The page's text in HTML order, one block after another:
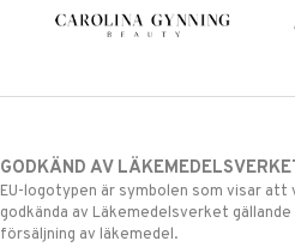
GODKÄND AV
EU-logotypen är symbolen som visar att
godkända av Läkemedelsverket gällande
försäljning av läkemedel.